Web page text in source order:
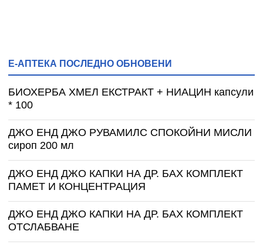
Е-АПТЕКА ПОСЛЕДНО ОБНОВЕНИ
БИОХЕРБА ХМЕЛ ЕКСТРАКТ + НИАЦИН капсули
* 100
ДЖО ЕНД ДЖО РУВАМИЛС СПОКОЙНИ МИСЛИ
сироп 200 мл
ДЖО ЕНД ДЖО КАПКИ НА ДР. БАХ КОМПЛЕКТ
ПАМЕТ И КОНЦЕНТРАЦИЯ
ДЖО ЕНД ДЖО КАПКИ НА ДР. БАХ КОМПЛЕКТ
ОТСЛАБВАНЕ